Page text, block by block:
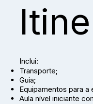
Inclui:
Transporte;
Guia;
Equipamentos para a
Aula nível iniciante